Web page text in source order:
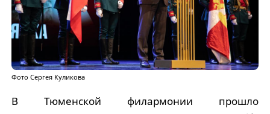
Фото Сергея Куликова
В Тюменской филармонии прошло